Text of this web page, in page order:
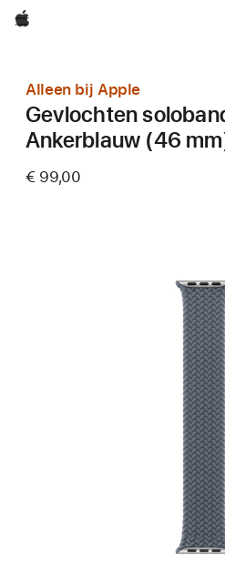
Apple
Alleen bij Apple
Gevlochten
Ankerblauw (46
€ 99,00